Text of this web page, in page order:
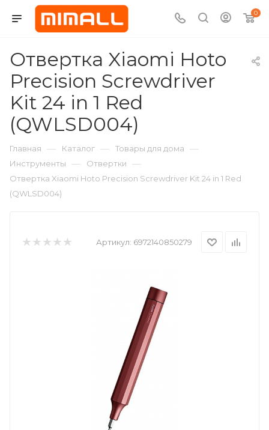
0
Отвертка Xiaomi Hoto
Precision Screwdriver
Kit 24 in 1 Red
(QWLSD004)
Главная — Каталог — Товары для дома —
Инструменты — Отвертки —
Отвертка Xiaomi Hoto Precision Screwdriver Kit 24 in 1 Red
(QWLSD004)
Артикул: 6972140850279